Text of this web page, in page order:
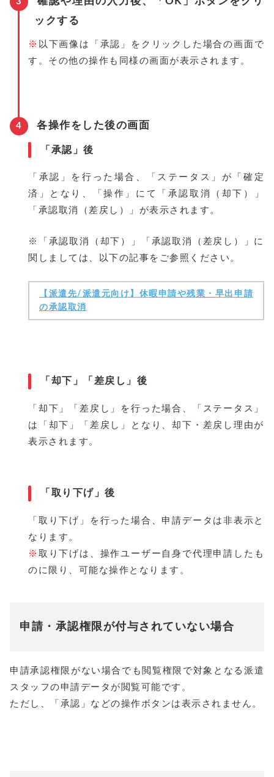
ックする
※ 以下画像は「承認」をクリックした場合の画面で
す。その他の操作も同様の画面が表示されます。
各操作をした後の画面
「承認」後
「承認」を行った場合、「ステータス」が「確定
済」となり、「操作」にて「承認取消（却下）」
「承認取消（差戻し）」が表示されます。
※「承認取消（却下）」「承認取消（差戻し）」に
関しましては、以下の記事をご参照ください。
【派遣先/派遣元向け】休暇申請や残業・早出申請
の承認取消
「却下」「差戻し」後
「却下」「差戻し」を行った場合、「ステータス」
は「却下」「差戻し」となり、却下・差戻し理由が
表示されます。
「取り下げ」後
「取り下げ」を行った場合、申請データは非表示と
なります。
※ 取り下げは、操作ユーザー自身で代理申請したも
のに限り、可能な操作となります。
申請・承認権限が付与されていない場合
申請承認権限がない場合でも閲覧権限で対象となる派遣
スタッフの申請データが閲覧可能です。
ただし、「承認」などの操作ボタンは表示されません。